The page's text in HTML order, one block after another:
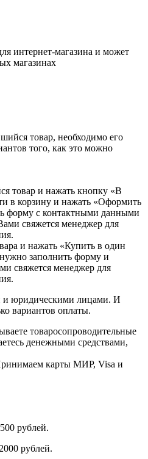
интернет-магазина и может
магазинах
товар, необходимо его
того, как это можно
товар и нажать кнопку «В
в корзину и нажать «Оформить
форму с контактными данными
свяжется менеджер для
и нажать «Купить в один
заполнить форму и
свяжется менеджер для
и юридическими лицами. И
вариантов оплаты.
товаросопроводительные
денежными средствами,
карты МИР, Visa и
рублей.
рублей.